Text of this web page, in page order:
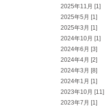
2025年11月 [1]
2025年5月 [1]
2025年3月 [1]
2024年10月 [1]
2024年6月 [3]
2024年4月 [2]
2024年3月 [8]
2024年1月 [1]
2023年10月 [11]
2023年7月 [1]